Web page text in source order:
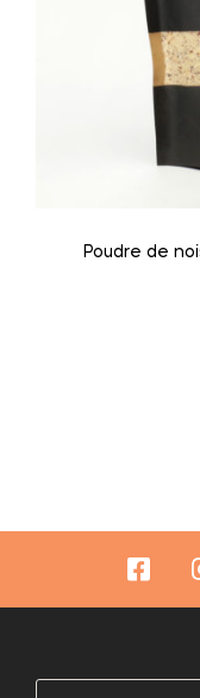
Poudre de